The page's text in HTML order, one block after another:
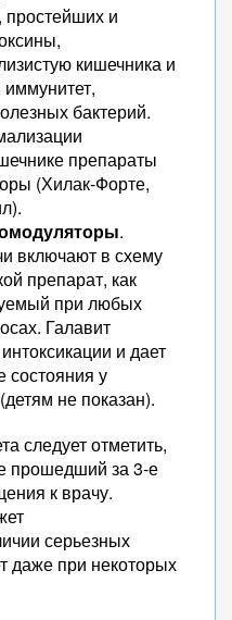
простейших и
кишечника и
бактерий.
препараты
(Хилак-Форте,
.
включают в схему
препарат, как
при любых
Галавит
и дает
состояния у
не показан).
следует отметить,
прошедший за 3-е
к врачу.
серьезных
даже при некоторых